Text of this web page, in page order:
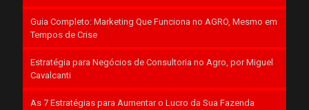
Guia Completo: Marketing Que Funciona no AGRO, Mesmo em
Tempos de Crise
Estratégia para Negócios de Consultoria no Agro, por Miguel
Cavalcanti
As 7 Estratégias para Aumentar o Lucro da Sua Fazenda